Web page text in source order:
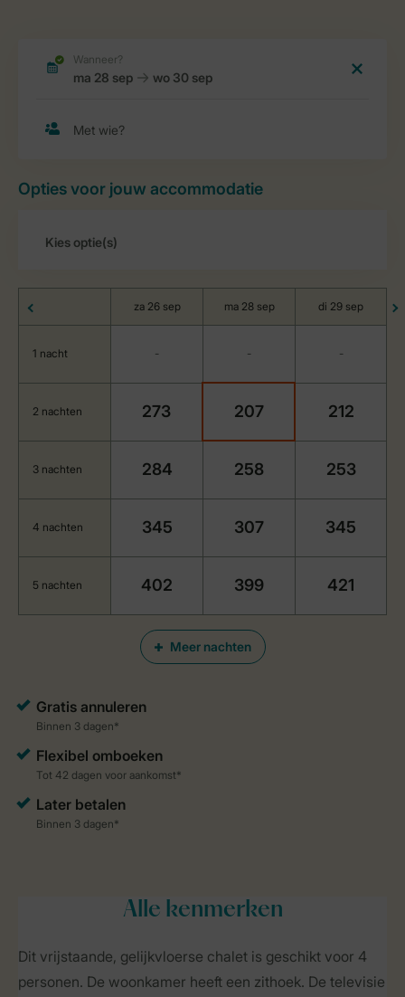
Opties voor jouw accommodatie
Meer nachten
za 26 sep ma 28 sep di 29 sep
1 nacht - - -
2 nachten 273 207 212
3 nachten 284 258 253
4 nachten 345 307 345
5 nachten 402 399 421
Alle kenmerken
Dit vrijstaande, gelijkvloerse chalet is geschikt voor 4
personen. De woonkamer heeft een zithoek. De televisie